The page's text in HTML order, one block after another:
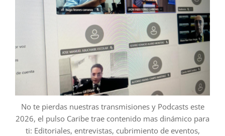
No te pierdas nuestras transmisiones y Podcasts este
2026, el pulso Caribe trae contenido mas dinámico para
ti: Editoriales, entrevistas, cubrimiento de eventos,